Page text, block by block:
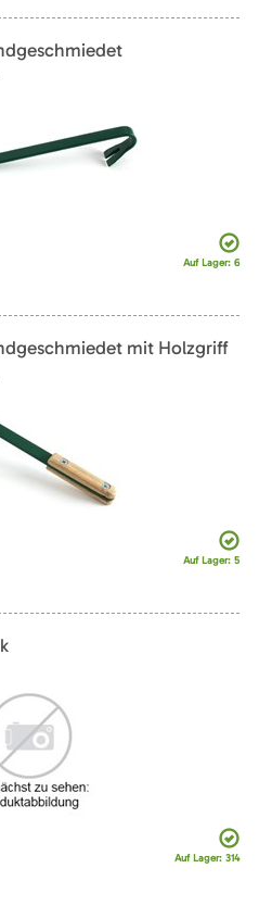
Auf Lager: 6
mit Holzgriff
Auf Lager: 5
Auf Lager: 314